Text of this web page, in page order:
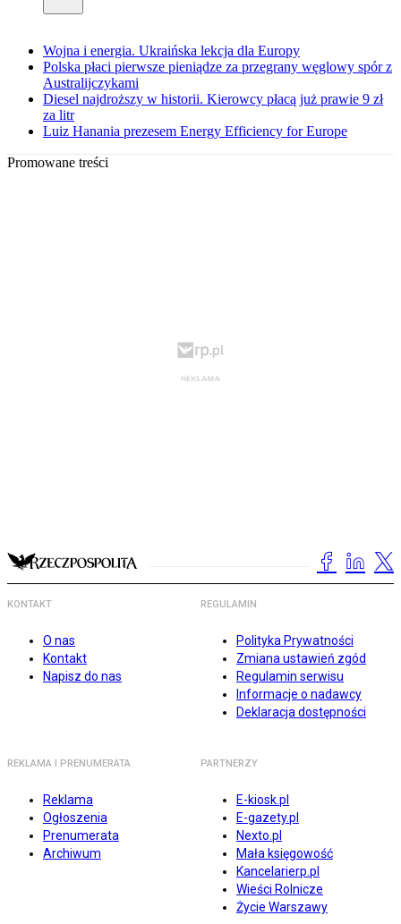
Wojna i energia. Ukraińska lekcja dla Europy
Polska płaci pierwsze pieniądze za przegrany węglowy spór z
Australijczykami
Diesel najdroższy w historii. Kierowcy płacą już prawie 9 zł
za litr
Luiz Hanania prezesem Energy Efficiency for Europe
Promowane treści
KONTAKT
O nas
Kontakt
Napisz do nas
REGULAMIN
Polityka Prywatności
Zmiana ustawień zgód
Regulamin serwisu
Informacje o nadawcy
Deklaracja dostępności
REKLAMA I PRENUMERATA
Reklama
Ogłoszenia
Prenumerata
Archiwum
PARTNERZY
E-kiosk.pl
E-gazety.pl
Nexto.pl
Mała księgowość
Kancelarierp.pl
Wieści Rolnicze
Życie Warszawy